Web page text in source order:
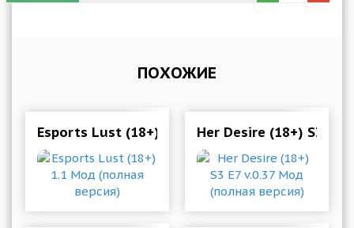
ПОХОЖИЕ
Esports Lust (18+) 1.1 Мод (полная версия)
Her Desire (18+) S3 E7